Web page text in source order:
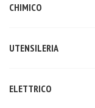
CHIMICO
UTENSILERIA
ELETTRICO